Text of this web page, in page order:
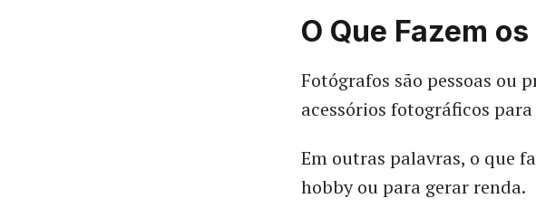
O Que Fazem
Fotógrafos são pessoas ou
acessórios fotográficos
Em outras palavras, o que
hobby ou para gerar renda.